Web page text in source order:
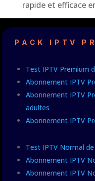
rapide et efficace
PACK IPTV
Test IPTV Premium
Abonnement IPTV
Abonnement IPTV
adultes
Abonnement IPTV
Test IPTV Normal
Abonnement IPTV
Abonnement IPTV